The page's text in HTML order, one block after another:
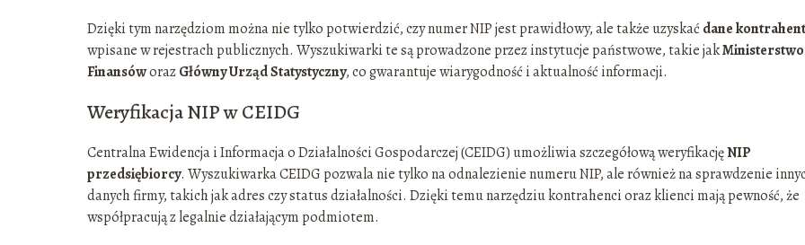
Dzięki tym narzędziom można nie tylko potwierdzić, czy numer NIP jest prawidłowy, ale także uzyskać dane
wpisane w rejestrach publicznych. Wyszukiwarki te są prowadzone przez instytucje państwowe, takie jakMinisterstwo
FinansóworazGłówny Urząd Statystyczny, co gwarantuje wiarygodność i aktualność informacji.
Weryfikacja NIP w CEIDG
Centralna Ewidencja i Informacja o Działalności Gospodarczej (CEIDG) umożliwia szczegółową weryfikacjęNIP
przedsiębiorcy. Wyszukiwarka CEIDG pozwala nie tylko na odnalezienie numeru NIP, ale również na sprawdzenie
danych firmy, takich jak adres czy status działalności. Dzięki temu narzędziu kontrahenci oraz klienci mają pewność, że
współpracują z legalnie działającym podmiotem.